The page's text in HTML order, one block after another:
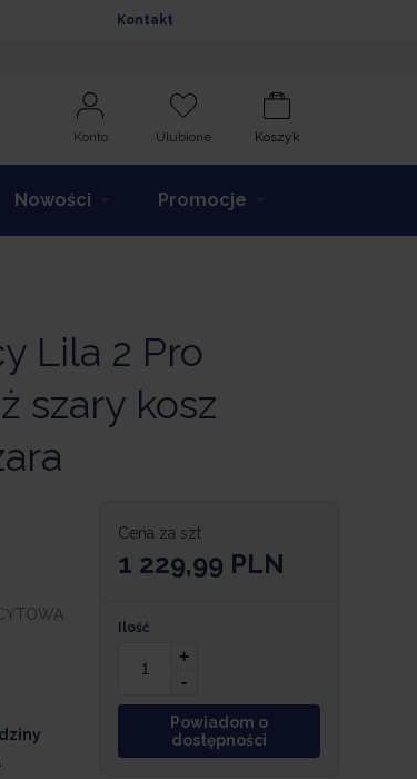
Kontakt
Konto Ulubione Koszyk
Nowości Promocje
Lila 2 Pro
szary kosz
Cena za szt
1 229,99 PLN
Ilość
+
-
Powiadom o
dostępności